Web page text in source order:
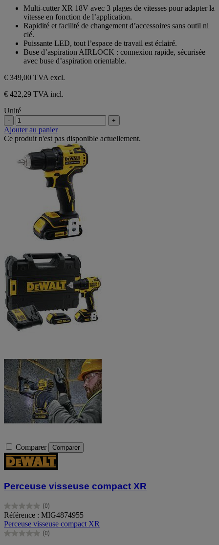
étoiles.
Multi-cutter XR 18V avec 3 plages de vitesses pour adapter la
vitesse en fonction de l’application.
Rapidité et facilité de changement d’accessoires sans outil ni
clé.
Puissante LED, tout l’espace de travail est éclairé.
Buse d’aspiration AIRLOCK : connexion rapide, sécurisée
avec buse d’aspiration orientable.
€ 349,00 TVA excl.
€ 422,29 TVA incl.
Unité
- +
Ajouter au panier
Ce produit n'est pas disponible actuellement.
Comparer Comparer
Perceuse visseuse compact XR
(0)
0.0
sur
5
étoiles.
Référence : MIG4874955
Perceuse visseuse compact XR
(0)
0.0